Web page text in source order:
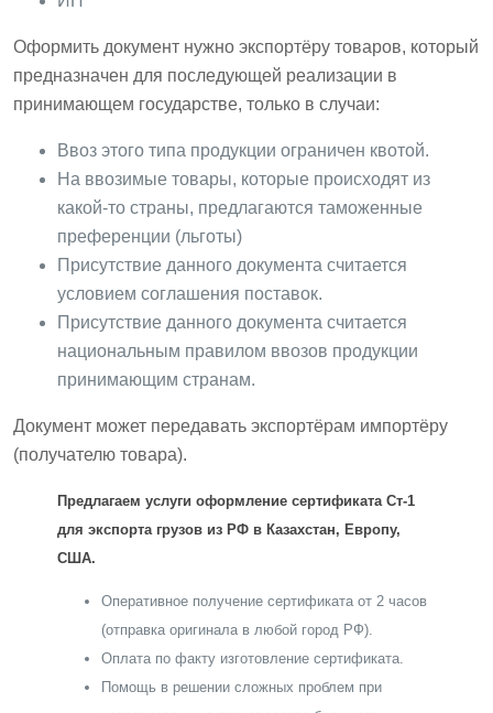
Оформить документ нужно экспортёру товаров, который
предназначен для последующей реализации в
принимающем государстве, только в случаи:
Ввоз этого типа продукции ограничен квотой.
На ввозимые товары, которые происходят из
какой-то страны, предлагаются таможенные
преференции (льготы)
Присутствие данного документа считается
условием соглашения поставок.
Присутствие данного документа считается
национальным правилом ввозов продукции
принимающим странам.
Документ может передавать экспортёрам импортёру
(получателю товара).
Предлагаем услуги оформление сертификата Ст-1
для экспорта грузов из РФ в Казахстан, Европу,
США.
Оперативное получение сертификата от 2 часов
(отправка оригинала в любой город РФ).
Оплата по факту изготовление сертификата.
Помощь в решении сложных проблем при